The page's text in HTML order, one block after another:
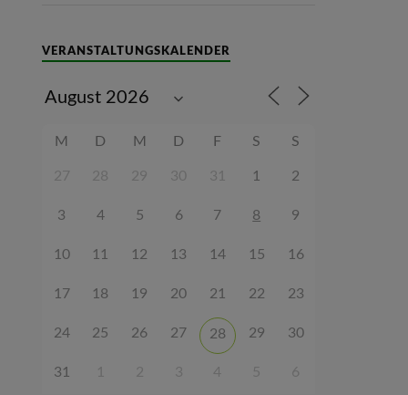
VERANSTALTUNGSKALENDER
M D M D F S S
27 28 29 30 31 1 2
3 4 5 6 7 8 9
10 11 12 13 14 15 16
17 18 19 20 21 22 23
24 25 26 27 28 29 30
31 1 2 3 4 5 6